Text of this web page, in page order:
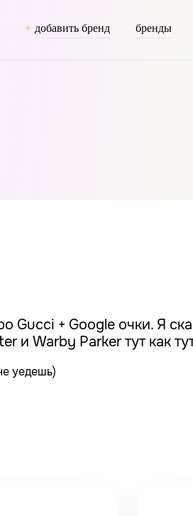
добавить бренд бренды
Gucci + Google очки. Я
и Warby Parker тут как
уедешь)